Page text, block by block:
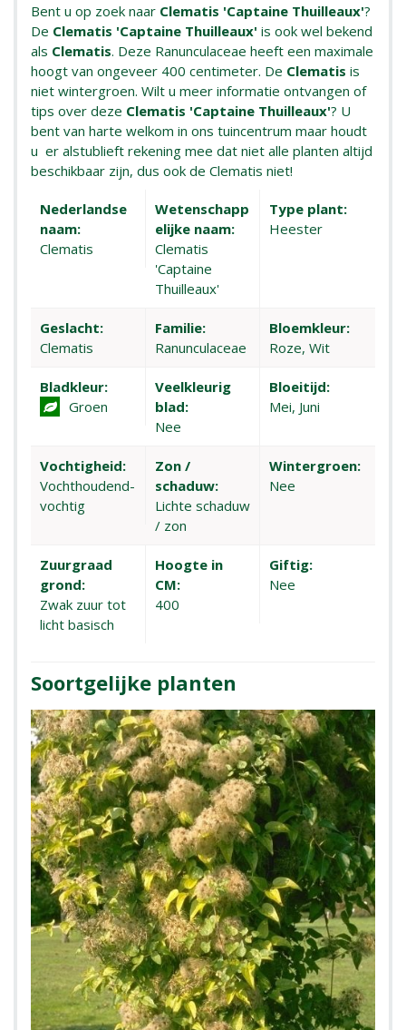
Bent u op zoek naar Clematis 'Captaine Thuilleaux'?
De Clematis 'Captaine Thuilleaux' is ook wel bekend
als Clematis. Deze Ranunculaceae heeft een maximale
hoogt van ongeveer 400 centimeter. De Clematis is
niet wintergroen. Wilt u meer informatie ontvangen of
tips over deze Clematis 'Captaine Thuilleaux'? U
bent van harte welkom in ons tuincentrum maar houdt
u er alstublieft rekening mee dat niet alle planten altijd
beschikbaar zijn, dus ook de Clematis niet!
Nederlandse
naam:
Clematis
Wetenschapp
elijke naam:
Clematis
'Captaine
Thuilleaux'
Type plant:
Heester
Geslacht:
Clematis
Familie:
Ranunculaceae
Bloemkleur:
Roze, Wit
Bladkleur:
Groen
Veelkleurig
blad:
Nee
Bloeitijd:
Mei, Juni
Vochtigheid:
Vochthoudend-
vochtig
Zon /
schaduw:
Lichte schaduw
/ zon
Wintergroen:
Nee
Zuurgraad
grond:
Zwak zuur tot
licht basisch
Hoogte in
CM:
400
Giftig:
Nee
Soortgelijke planten